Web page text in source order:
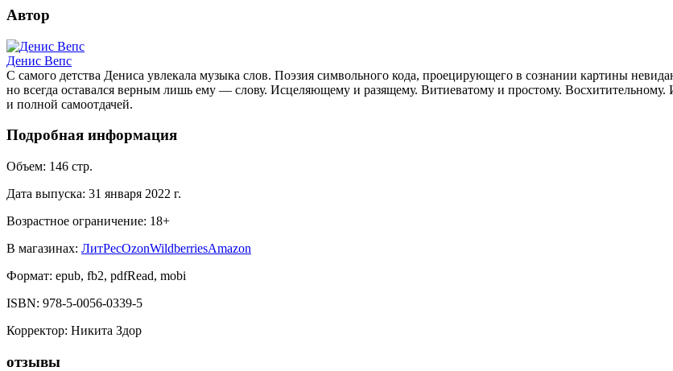
Автор
Денис Вепс
С самого детства Дениса увлекала музыка слов. Поэзия символьного кода, проецирующего в сознании картины
но всегда оставался верным лишь ему — слову. Исцеляющему и разящему. Витиеватому и простому. Восхитительному.
и полной самоотдачей.
Подробная информация
Объем: 146 стр.
Дата выпуска: 31 января 2022 г.
Возрастное ограничение: 18+
В магазинах: ЛитРесOzonWildberriesAmazon
Формат: epub, fb2, pdfRead, mobi
ISBN: 978-5-0056-0339-5
Корректор: Никита Здор
отзывы